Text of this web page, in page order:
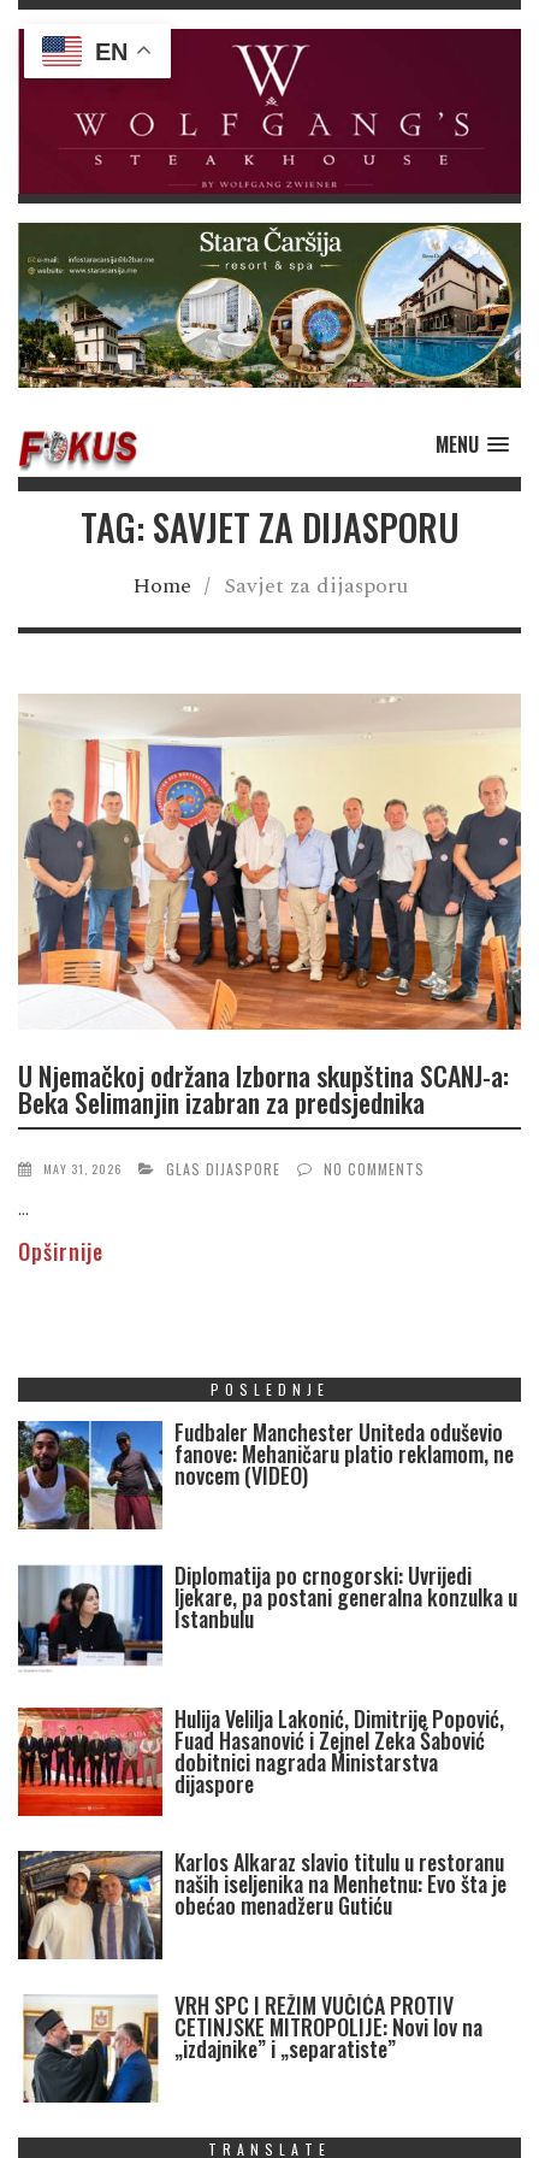
MENU
TAG: SAVJET ZA DIJASPORU
Home / Savjet za dijasporu
U Njemačkoj održana Izborna skupština SCANJ-a:
Beka Selimanjin izabran za predsjednika
MAY 31, 2026 GLAS DIJASPORE NO COMMENTS
...
Opširnije
POSLEDNJE
Fudbaler Manchester Uniteda oduševio
fanove: Mehaničaru platio reklamom, ne
novcem (VIDEO)
Diplomatija po crnogorski: Uvrijedi
ljekare, pa postani generalna konzulka u
Istanbulu
Hulija Velilja Lakonić, Dimitrije Popović,
Fuad Hasanović i Zejnel Zeka Šabović
dobitnici nagrada Ministarstva
dijaspore
Karlos Alkaraz slavio titulu u restoranu
naših iseljenika na Menhetnu: Evo šta je
obećao menadžeru Gutiću
VRH SPC I REŽIM VUČIĆA PROTIV
CETINJSKE MITROPOLIJE: Novi lov na
„izdajnike” i „separatiste”
TRANSLATE
EN